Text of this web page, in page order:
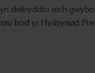
defnyddio eich
bod yr Hysbysiad